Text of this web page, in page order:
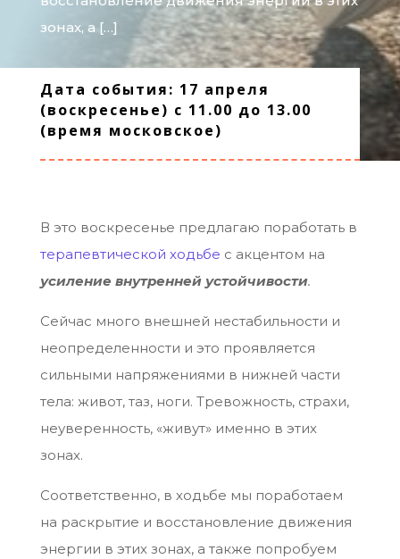
зонах, а […]
Дата события: 17 апреля
(воскресенье) с 11.00 до 13.00
(время московское)
В это воскресенье предлагаю поработать в
терапевтической ходьбе с акцентом на
усиление внутренней устойчивости.
Сейчас много внешней нестабильности и
неопределенности и это проявляется
сильными напряжениями в нижней части
тела: живот, таз, ноги. Тревожность, страхи,
неуверенность, «живут» именно в этих
зонах.
Соответственно, в ходьбе мы поработаем
на раскрытие и восстановление движения
энергии в этих зонах, а также попробуем